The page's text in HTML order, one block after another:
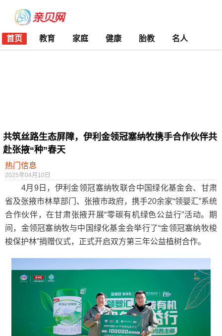
首页 教育 家庭 健康 胎教 名人
共筑丝路生态屏障，伊利金领冠塞纳牧携手合作伙伴共
赴张掖“种”春天
热门信息
2025年04月10日
4月9日，伊利金领冠塞纳牧联合中国绿化基金会、甘肃
省及张掖市林草部门、张掖市政府，携手20余家“领婴汇”系统
合作伙伴，在甘肃张掖开展“零碳有机绿色公益行”活动。期
间，金领冠塞纳牧与中国绿化基金会举行了“金领冠塞纳牧梭
梭保护林”捐赠仪式，正式开启双方第三年公益植树合作。